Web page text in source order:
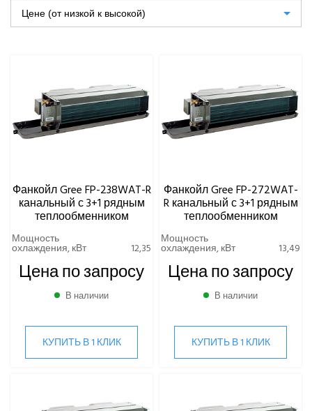
VRF-СИСТЕМЫ
Фанкойлы
Канальные фанкойлы
теплообменником с алюминиевым фильтром
Фанкойл канальный с 3-х рядным
теплообменником
Фанкойл канальный с 3-х рядным
теплообменником (серия H)
Фанкойл канальный с 3-х рядным
теплообменником с алюминиевым фильтром
Фанкойл канальный с 3-х рядным
теплообменником с высоким ESP
теплообменником
Фанкойл канальный с 3+1 рядным
теплообменником с алюминиевым фильтром
Фанкойл канальный с 4-х рядным
РАСХОД ВОДЫ НАСОСА, Л/МИН
Цене (от низкой к высокой)
Фанкойл Gree FP-238WAT-R
канальный с 3+1 рядным
теплообменником
Мощность
охлаждения, кВт 12,35
Цена по запросу
В наличии
КУПИТЬ В 1 КЛИК
Фанкойл Gree FP-272WAT-
R канальный с 3+1 рядным
теплообменником
Мощность
охлаждения, кВт 13,49
Цена по запросу
В наличии
КУПИТЬ В 1 КЛИК